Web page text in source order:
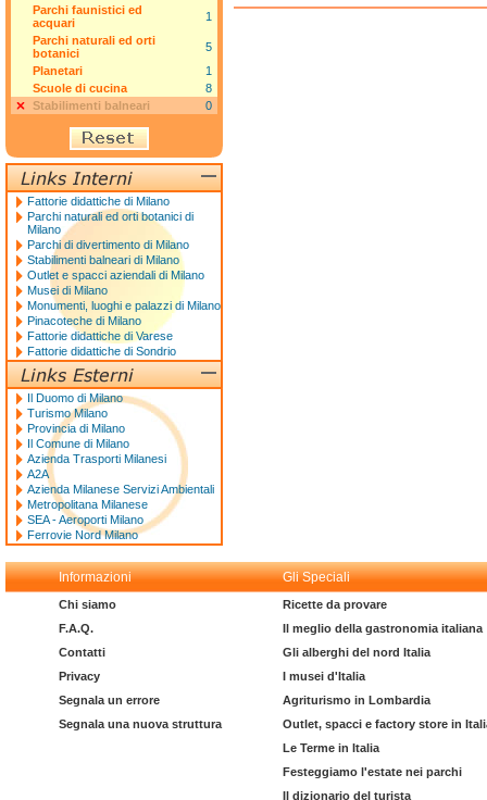
Parchi faunistici ed
acquari
1
Parchi naturali ed orti
botanici
5
Planetari
1
Scuole di cucina
8
Stabilimenti balneari
0
Fattorie didattiche di Milano
Parchi naturali ed orti botanici di
Milano
Parchi di divertimento di Milano
Stabilimenti balneari di Milano
Outlet e spacci aziendali di Milano
Musei di Milano
Monumenti, luoghi e palazzi di Milano
Pinacoteche di Milano
Fattorie didattiche di Varese
Fattorie didattiche di Sondrio
Il Duomo di Milano
Turismo Milano
Provincia di Milano
Il Comune di Milano
Azienda Trasporti Milanesi
A2A
Azienda Milanese Servizi Ambientali
Metropolitana Milanese
SEA - Aeroporti Milano
Ferrovie Nord Milano
Informazioni Gli Speciali
Chi siamo
F.A.Q.
Contatti
Privacy
Segnala un errore
Segnala una nuova struttura
Ricette da provare
Il meglio della gastronomia italiana
Gli alberghi del nord Italia
I musei d'Italia
Agriturismo in Lombardia
Outlet, spacci e factory store in
Le Terme in Italia
Festeggiamo l'estate nei parchi
Il dizionario del turista